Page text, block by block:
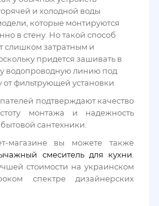
и холодной воды
которые монтируются
в стену. Но такой способ
слишком затратным и
придется зашивать в
водопроводную линию под
от фильтрующей установки.
подтверждают качество
монтажа и надежность
сантехники.
магазине вы можете также
смеситель для кухни
стоимости на украинском
спектре дизайнерских